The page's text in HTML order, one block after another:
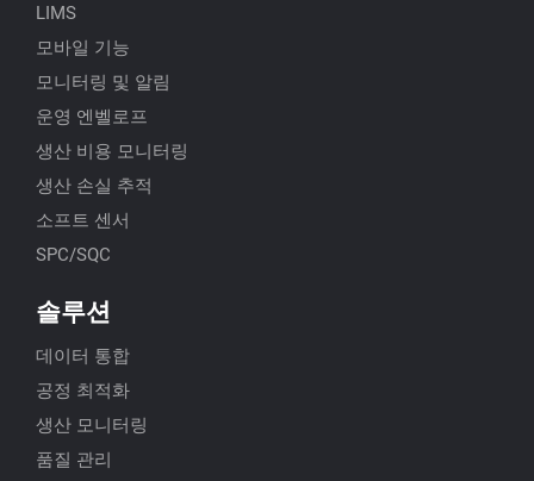
LIMS
모바일 기능
모니터링 및 알림
운영 엔벨로프
생산 비용 모니터링
생산 손실 추적
소프트 센서
SPC/SQC
솔루션
데이터 통합
공정 최적화
생산 모니터링
품질 관리